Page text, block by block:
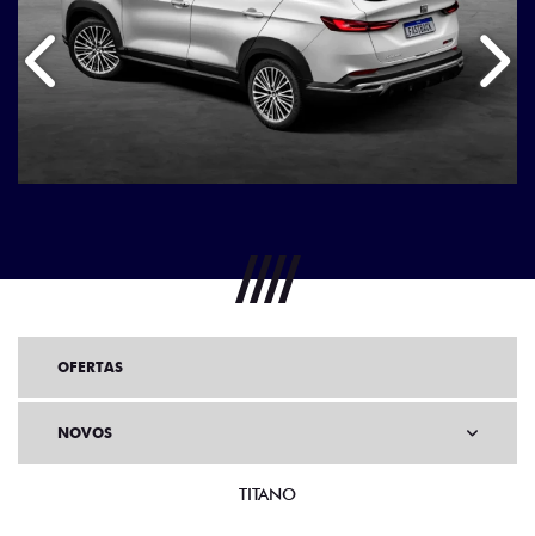
Anterior
OFERTAS
NOVOS
TITANO